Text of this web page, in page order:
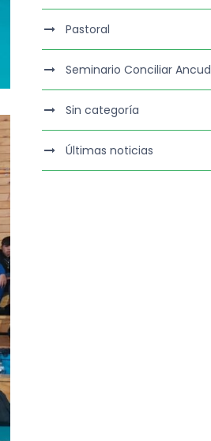
Pastoral
Seminario Conciliar Ancud
Sin categoría
Últimas noticias